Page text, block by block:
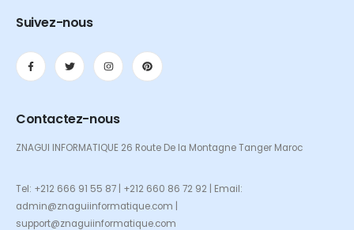
Suivez-nous
Contactez-nous
ZNAGUI INFORMATIQUE 26 Route De la Montagne Tanger Maroc
Tel: +212 666 91 55 87 | +212 660 86 72 92 | Email:
admin@znaguiinformatique.com |
support@znaguiinformatique.com